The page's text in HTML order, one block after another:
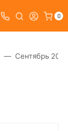
0
Сентябрь